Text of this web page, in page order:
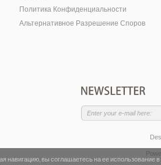
Политика Конфиденциальности
Альтернативное Разрешение Споров
навигацию, вы соглашаетесь на ее использование